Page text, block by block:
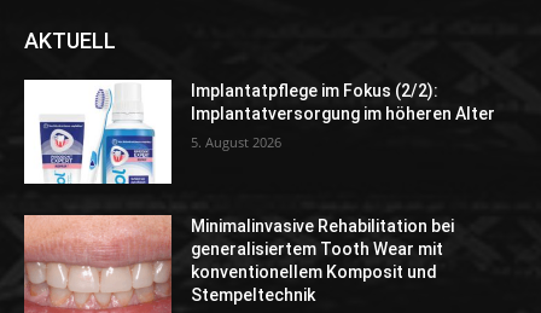
AKTUELL
Implantatpflege im Fokus (2/2):
Implantatversorgung im höheren Alter
5. August 2026
Minimalinvasive Rehabilitation bei
generalisiertem Tooth Wear mit
konventionellem Komposit und
Stempeltechnik